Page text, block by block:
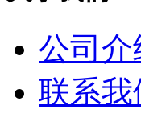
公司介
联系我